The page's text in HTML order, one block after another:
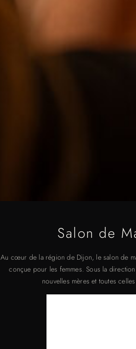
Salon de
Au cœur de la région de Dijon, le salon de
conçue pour les femmes. Sous la
nouvelles mères et toutes